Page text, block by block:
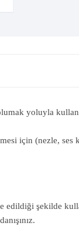
yoluyla
için (nezle,
edildiği şekilde